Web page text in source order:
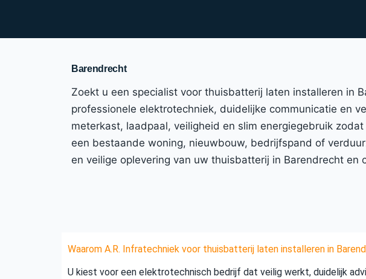
Barendrecht
Zoekt u een specialist voor thuisbatterij laten installeren in
professionele elektrotechniek, duidelijke communicatie en
meterkast, laadpaal, veiligheid en slim energiegebruik
een bestaande woning, nieuwbouw, bedrijfspand of
en veilige oplevering van uw thuisbatterij in Barendrecht en
Waarom A.R. Infratechniek voor thuisbatterij laten installeren in
U kiest voor een elektrotechnisch bedrijf dat veilig werkt, duidelijk